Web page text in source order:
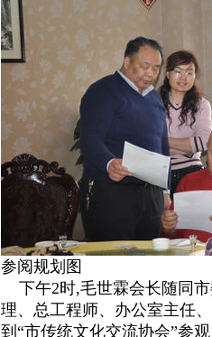
参阅规划图
下午2时,毛世霖会长随同
理、总工程师、办公室主任
到“市传统文化交流协会”参